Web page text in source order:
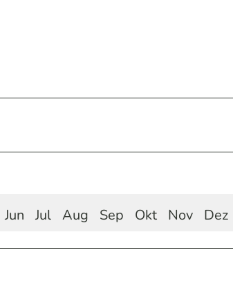
Jun Jul Aug Sep Okt Nov Dez